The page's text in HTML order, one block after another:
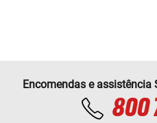
Encomendas e assistência
800